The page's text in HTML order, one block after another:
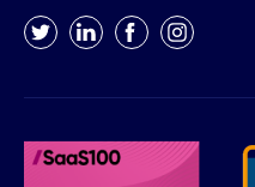
TwitterLinkedInFacebookInstagram